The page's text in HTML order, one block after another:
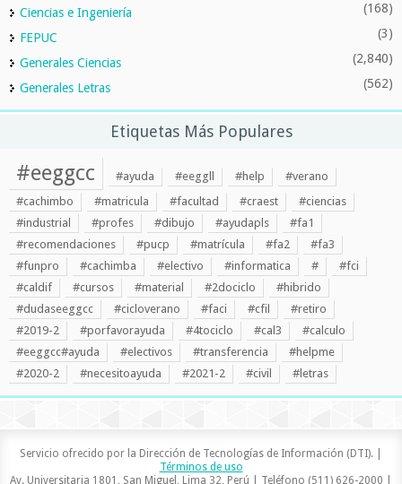
Ciencias e Ingeniería (168)
FEPUC (3)
Generales Ciencias (2,840)
Generales Letras (562)
Etiquetas Más Populares
#eeggcc #ayuda #eeggll #help
#verano
#cachimbo
#matricula #facultad #craest
#ciencias
#industrial
#profes #dibujo #ayudapls
#fa1
#recomendaciones
#pucp #matrícula #fa2
#fa3
#funpro
#cachimba #electivo #informatica #
#fci
#caldif
#cursos #material #2dociclo
#hibrido
#dudaseeggcc
#cicloverano #faci #cfil
#retiro
#2019-2
#porfavorayuda #4tociclo #cal3
#calculo
#eeggcc#ayuda
#electivos #transferencia
#helpme
#2020-2
#necesitoayuda #2021-2 #civil #letras
Servicio ofrecido por la Dirección de Tecnologías de Información (DTI). |
Términos de uso
Av. Universitaria 1801, San Miguel, Lima 32, Perú | Teléfono (511) 626-2000 |